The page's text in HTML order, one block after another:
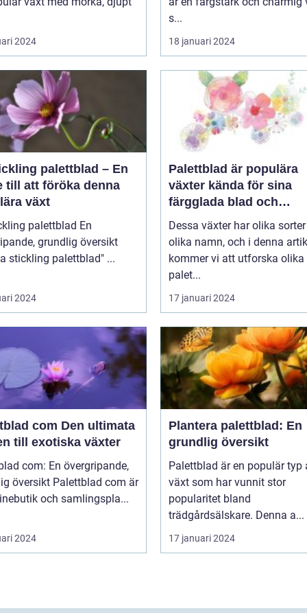
2024
s...
18 januari 2024
palettblad – En
till att föröka denna
växt
palettblad En
grundlig översikt
över "ta stickling palettblad" ...
2024
Palettblad är populära
växter kända för sina
färgglada blad och
dekorativa utseende
Dessa växter har olika
olika namn, och i denna
kommer vi att utforska olika
palet...
17 januari 2024
Den ultimata
till exotiska växter
com: En övergripande,
Palettblad com är
och samlingspla...
2024
Plantera palettblad: En
grundlig översikt
Palettblad är en populär typ
växt som har vunnit stor
popularitet bland
trädgårdsälskare. Denna a...
17 januari 2024